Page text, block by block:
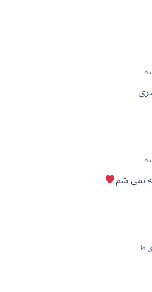
نمی شم